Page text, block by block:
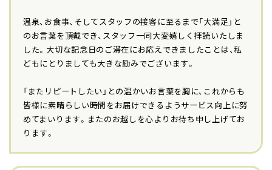
温泉、お食事、そしてスタッフの接客に至るまで「大満足」と
のお言葉を頂戴でき、スタッフ一同大変嬉しく拝読いたしま
した。大切な記念日のご滞在にお応えできましたことは、私
どもにとりましても大きな励みでございます。
「またリピートしたい」との温かいお言葉を胸に、これからも
皆様に素晴らしい時間をお届けできるようサービス向上に努
めてまいります。またのお越しを心よりお待ち申し上げてお
ります。